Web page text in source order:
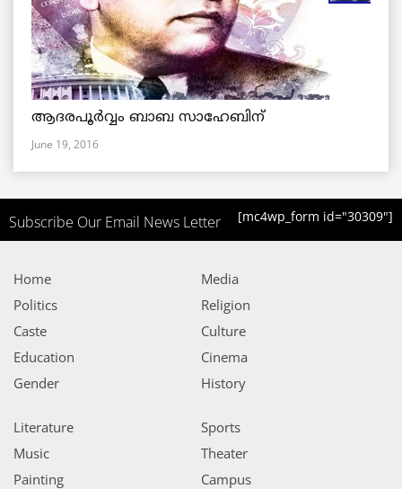
ആദരപൂര്‍വ്വം ബാബ സാഹേബിന്
June 19, 2016
Subscribe Our Email News Letter [mc4wp_form id="30309"]
Home
Politics
Caste
Education
Gender
Media
Religion
Culture
Cinema
History
Literature
Music
Painting
Sports
Theater
Campus